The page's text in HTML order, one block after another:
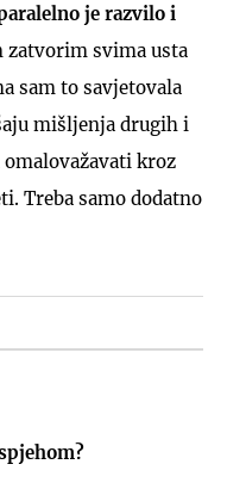
je razvilo i
zatvorim svima usta
sam to savjetovala
mišljenja drugih i
omalovažavati kroz
Treba samo dodatno